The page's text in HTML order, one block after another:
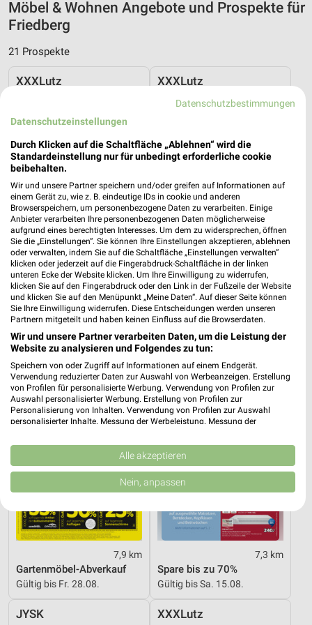
Möbel & Wohnen Angebote und Prospekte für
Friedberg
21 Prospekte
XXXLutz
7,9 km
Wohnen-Preishits
Gültig bis Fr. 14.08.
XXXLutz
7,9 km
NR. 1 Beim Preis
Noch heute gültig
XXXLutz
7,9 km
Gartenmöbel-Abverkauf
Gültig bis Fr. 28.08.
JYSK
7,3 km
Spare bis zu 70%
Gültig bis Sa. 15.08.
JYSK XXXLutz
Datenschutzbestimmungen
Datenschutzeinstellungen
Durch Klicken auf die Schaltfläche „Ablehnen“ wird die
Standardeinstellung nur für unbedingt erforderliche cookie
beibehalten.
Wir und unsere Partner speichern und/oder greifen auf Informationen auf
einem Gerät zu, wie z. B. eindeutige IDs in cookie und anderen
Browserspeichern, um personenbezogene Daten zu verarbeiten. Einige
Anbieter verarbeiten Ihre personenbezogenen Daten möglicherweise
aufgrund eines berechtigten Interesses. Um dem zu widersprechen, öffnen
Sie die „Einstellungen“. Sie können Ihre Einstellungen akzeptieren, ablehnen
oder verwalten, indem Sie auf die Schaltfläche „Einstellungen verwalten“
klicken oder jederzeit auf die Fingerabdruck-Schaltfläche in der linken
unteren Ecke der Website klicken. Um Ihre Einwilligung zu widerrufen,
klicken Sie auf den Fingerabdruck oder den Link in der Fußzeile der Website
und klicken Sie auf den Menüpunkt „Meine Daten“. Auf dieser Seite können
Sie Ihre Einwilligung widerrufen. Diese Entscheidungen werden unseren
Partnern mitgeteilt und haben keinen Einfluss auf die Browserdaten.
Wir und unsere Partner verarbeiten Daten, um die Leistung der
Website zu analysieren und Folgendes zu tun:
Speichern von oder Zugriff auf Informationen auf einem Endgerät.
Verwendung reduzierter Daten zur Auswahl von Werbeanzeigen. Erstellung
von Profilen für personalisierte Werbung. Verwendung von Profilen zur
Auswahl personalisierter Werbung. Erstellung von Profilen zur
Personalisierung von Inhalten. Verwendung von Profilen zur Auswahl
personalisierter Inhalte. Messung der Werbeleistung. Messung der
Kombinationen von Daten aus verschiedenen Quellen. Entwicklung und
Verbesserung der Angebote. Verwendung reduzierter Daten zur Auswahl
von Inhalten.
Daten können außerhalb der Europäischen Union weitergegeben und in die
USA gesendet werden.
Website/App.
Partnerliste anzeigen (1 IAB-Anbieter)
Wir nutzen Ihre Daten für folgende Zwecke:
IAB-Verarbeitungszwecke:
Speichern von oder Zugriff auf Informationen
Alle akzeptieren
Nein, anpassen